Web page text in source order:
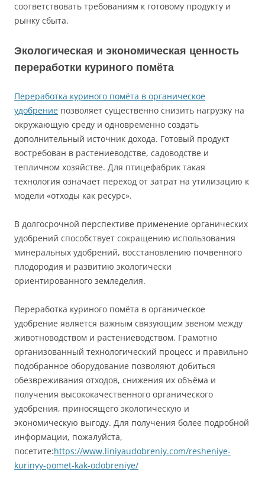
соответствовать требованиям к готовому продукту и
рынку сбыта.
Экологическая и экономическая ценность
переработки куриного помёта
Переработка куриного помёта в органическое
удобрение позволяет существенно снизить нагрузку на
окружающую среду и одновременно создать
дополнительный источник дохода. Готовый продукт
востребован в растениеводстве, садоводстве и
тепличном хозяйстве. Для птицефабрик такая
технология означает переход от затрат на утилизацию к
модели «отходы как ресурс».
В долгосрочной перспективе применение органических
удобрений способствует сокращению использования
минеральных удобрений, восстановлению почвенного
плодородия и развитию экологически
ориентированного земледелия.
Переработка куриного помёта в органическое
удобрение является важным связующим звеном между
животноводством и растениеводством. Грамотно
организованный технологический процесс и правильно
подобранное оборудование позволяют добиться
обезвреживания отходов, снижения их объёма и
получения высококачественного органического
удобрения, приносящего экологическую и
экономическую выгоду. Для получения более подробной
информации, пожалуйста,
посетите:https://www.liniyaudobreniy.com/resheniye-
kurinyy-pomet-kak-odobreniye/